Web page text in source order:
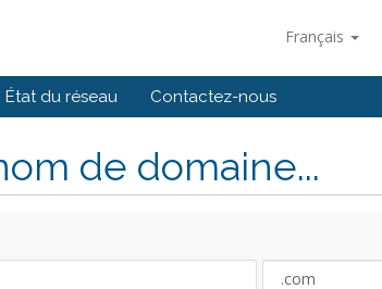
Français
État du réseau Contactez-nous
de domaine...